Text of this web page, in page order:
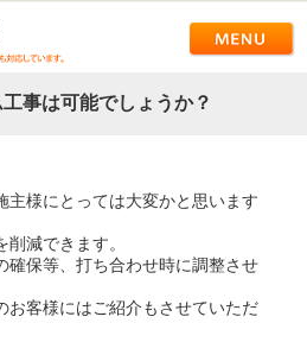
事は可能でしょうか？
主様にとっては大変かと思います
減できます。
確保等、打ち合わせ時に調整させ
お客様にはご紹介もさせていただ